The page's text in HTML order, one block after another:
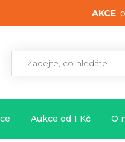
AKCE:
Aukce od 1 Kč O